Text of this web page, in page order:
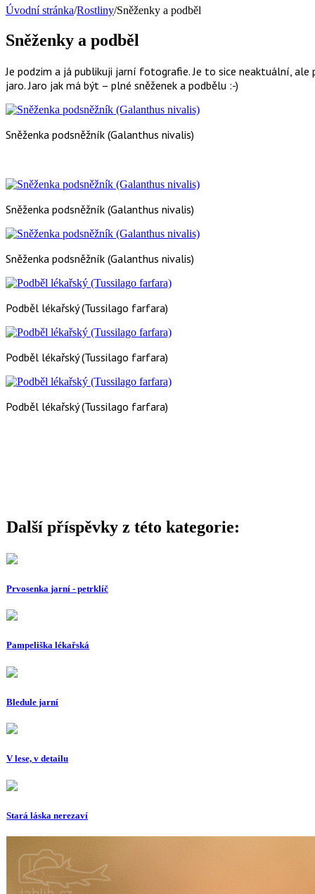
Úvodní stránka/Rostliny/Sněženky a podběl
Sněženky a podběl
Je podzim a já publikuji jarní fotografie. Je to sice neaktuální,
jaro. Jaro jak má být – plné sněženek a podbělu :-)
Sněženka podsněžník (Galanthus nivalis)
Sněženka podsněžník (Galanthus nivalis)
Sněženka podsněžník (Galanthus nivalis)
Podběl lékařský (Tussilago farfara)
Podběl lékařský (Tussilago farfara)
Podběl lékařský (Tussilago farfara)
Další příspěvky z této kategorie:
Prvosenka jarní - petrklíč
Pampeliška lékařská
Bledule jarní
V lese, v detailu
Stará láska nerezaví